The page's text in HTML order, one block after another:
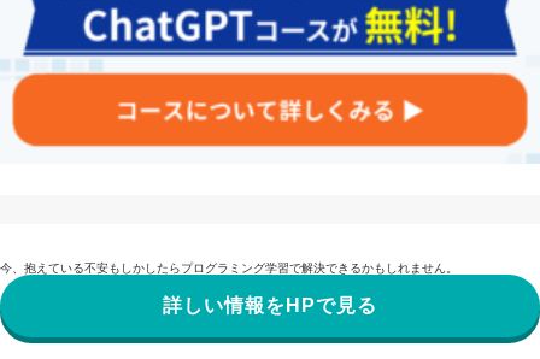
今、抱えている不安もしかしたらプログラミング学習で解決できるかもしれません。
詳しい情報をHPで見る